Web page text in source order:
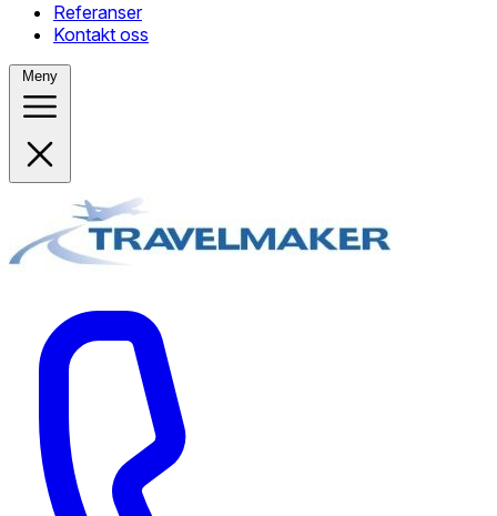
Referanser
Kontakt oss
Meny